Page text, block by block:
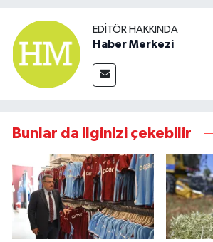
EDITÖR HAKKINDA
Haber Merkezi
Bunlar da ilginizi çekebilir